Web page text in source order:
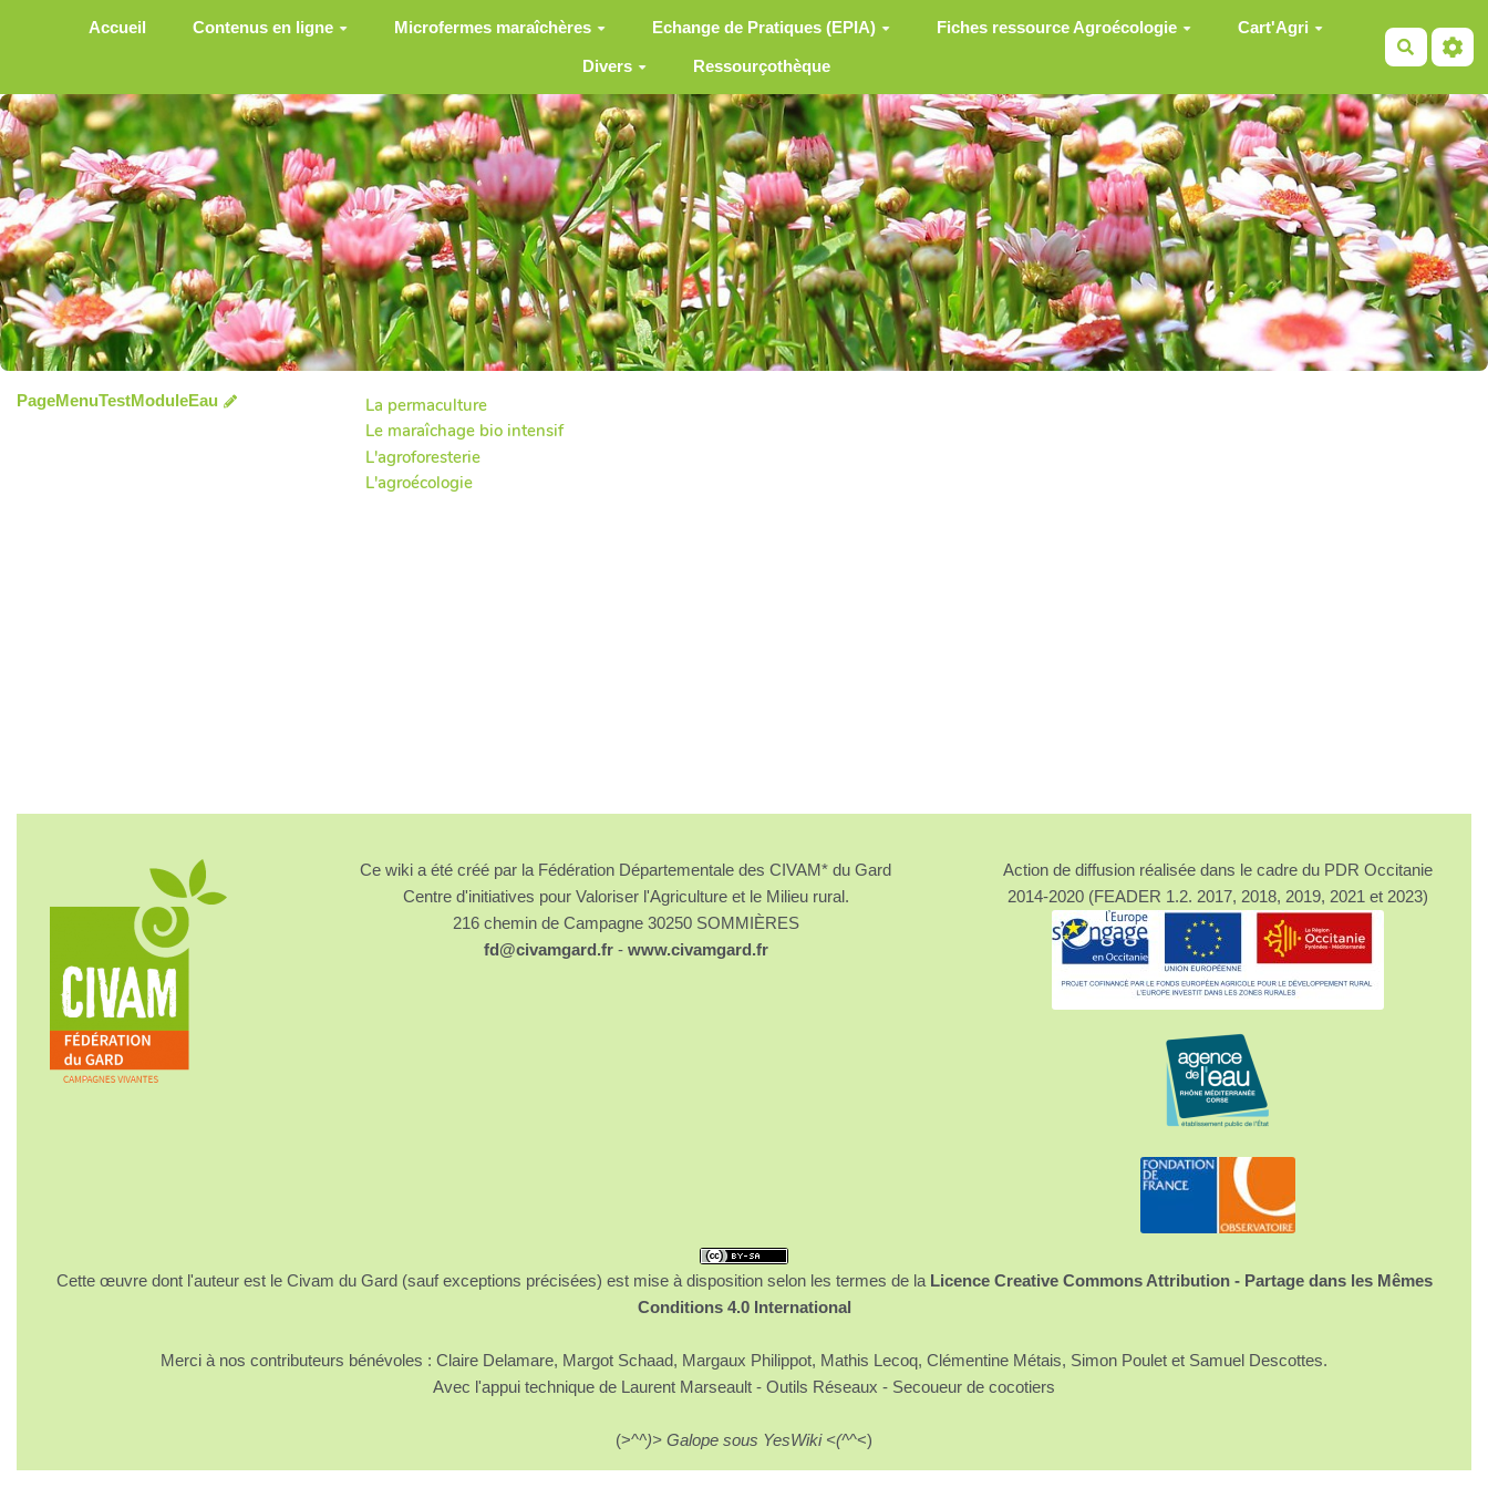
Aller au contenu principal
Accueil Contenus en ligne Microfermes maraîchères Echange de Pratiques (EPIA) Fiches ressource Agroécologie Cart'Agri
Divers Ressourçothèque
PageMenuTestModuleEau
La permaculture
Le maraîchage bio intensif
L'agroforesterie
L'agroécologie
Ce wiki a été créé par la Fédération Départementale des CIVAM* du Gard
Centre d'initiatives pour Valoriser l'Agriculture et le Milieu rural.
216 chemin de Campagne 30250 SOMMIÈRES
fd@civamgard.fr- www.civamgard.fr
Action de diffusion réalisée dans le cadre du PDR Occitanie
2014-2020 (FEADER 1.2. 2017, 2018, 2019, 2021 et 2023)
Cette œuvre dont l'auteur est le Civam du Gard (sauf exceptions précisées) est mise à disposition selon les termes de la Licence Creative Commons Attribution - Partage dans les Mêmes
Conditions 4.0 International
Merci à nos contributeurs bénévoles : Claire Delamare, Margot Schaad, Margaux Philippot, Mathis Lecoq, Clémentine Métais, Simon Poulet et Samuel Descottes.
Avec l'appui technique de Laurent Marseault - Outils Réseaux - Secoueur de cocotiers
(>^^)> Galope sous YesWiki <(^^<)